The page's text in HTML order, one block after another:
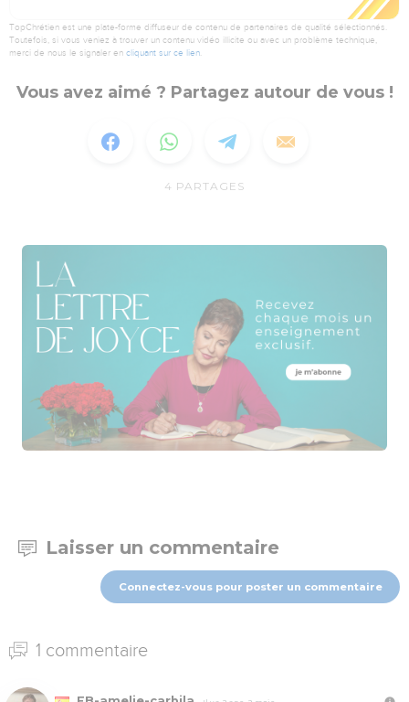
TopChrétien est une plate-forme diffuseur de contenu de partenaires de qualité sélectionnés.
Toutefois, si vous veniez à trouver un contenu vidéo illicite ou avec un problème technique,
merci de nous le signaler en cliquant sur ce lien.
Vous avez aimé ? Partagez autour de vous !
4 PARTAGES
Laisser un commentaire
Connectez-vous pour poster un commentaire
1 commentaire